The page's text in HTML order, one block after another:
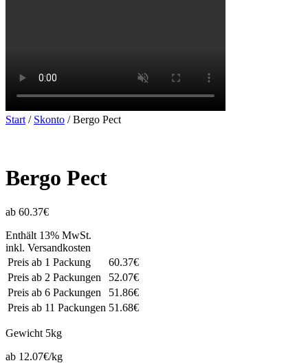
Start / Skonto / Bergo Pect
Bergo Pect
ab 60.37€
Enthält 13% MwSt.
inkl. Versandkosten
Preis ab 1 Packung
60.37€
Preis ab 2 Packungen
52.07€
Preis ab 6 Packungen
51.86€
Preis ab 11 Packungen 51.68€
Gewicht 5kg
ab 12.07€/kg